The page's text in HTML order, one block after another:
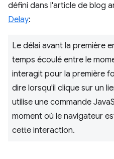
défini dans l'article de blog
Delay:
Le délai avant la première
temps écoulé entre le
interagit pour la première
dire lorsqu'il clique sur un
utilise une commande
moment où le navigateur
cette interaction.